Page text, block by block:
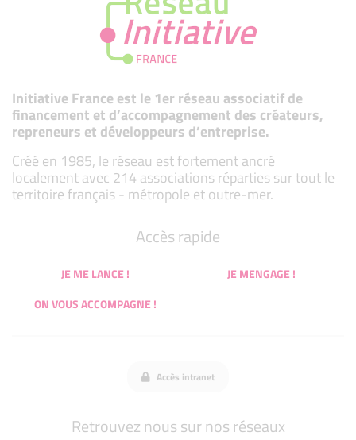
Initiative France est le 1er réseau associatif de
financement et d’accompagnement des créateurs,
repreneurs et développeurs d’entreprise.
Créé en 1985, le réseau est fortement ancré
localement avec 214 associations réparties sur tout le
territoire français - métropole et outre-mer.
Accès rapide
JE ME LANCE !
JE MENGAGE !
ON VOUS ACCOMPAGNE !
Accès intranet
Retrouvez nous sur nos réseaux